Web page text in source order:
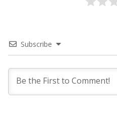
Subscribe